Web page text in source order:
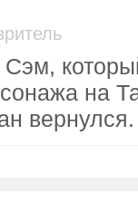
Сэм,
на
вернулся.